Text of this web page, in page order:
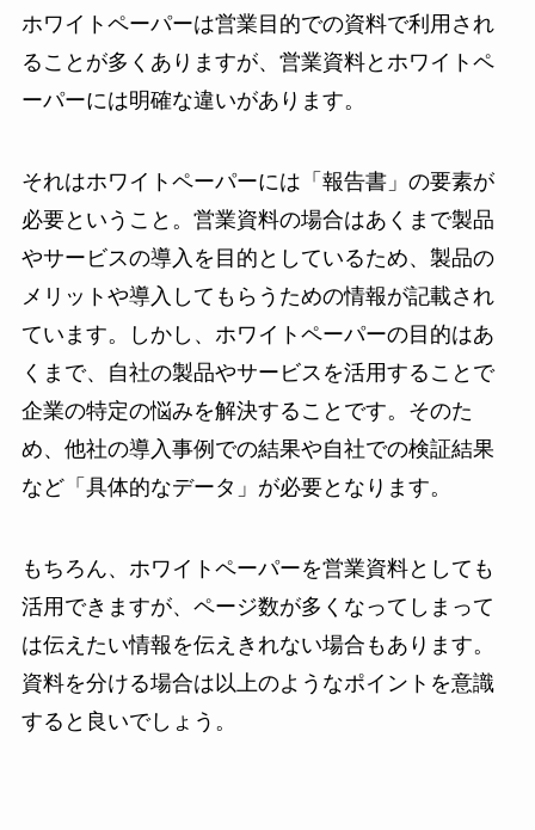
ホワイトペーパーは営業目的での資料で利用され
ることが多くありますが、営業資料とホワイトペ
ーパーには明確な違いがあります。
それはホワイトペーパーには「報告書」の要素が
必要ということ。営業資料の場合はあくまで製品
やサービスの導入を目的としているため、製品の
メリットや導入してもらうための情報が記載され
ています。しかし、ホワイトペーパーの目的はあ
くまで、自社の製品やサービスを活用することで
企業の特定の悩みを解決することです。そのた
め、他社の導入事例での結果や自社での検証結果
など「具体的なデータ」が必要となります。
もちろん、ホワイトペーパーを営業資料としても
活用できますが、ページ数が多くなってしまって
は伝えたい情報を伝えきれない場合もあります。
資料を分ける場合は以上のようなポイントを意識
すると良いでしょう。